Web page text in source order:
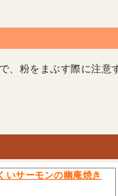
、粉をまぶす際に注意
いサーモンの幽庵焼き